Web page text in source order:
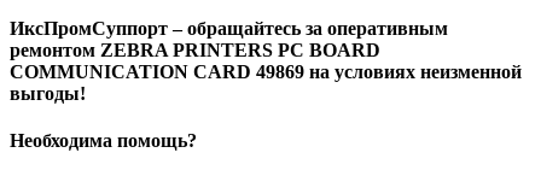
ИксПромСуппорт – обращайтесь за оперативным
ремонтом ZEBRA PRINTERS PC BOARD
COMMUNICATION CARD 49869 на условиях неизменной
выгоды!
Необходима помощь?